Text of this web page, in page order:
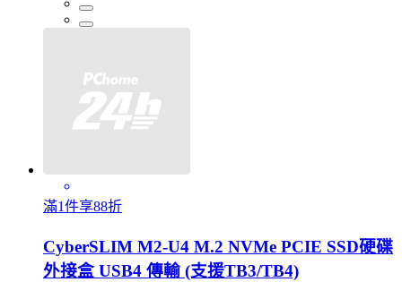
滿1件享88折
CyberSLIM M2-U4 M.2 NVMe PCIE SSD硬碟
外接盒 USB4 傳輸 (支援TB3/TB4)